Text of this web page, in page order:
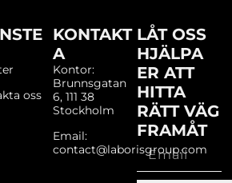
oss
KONTAKT
A
Kontor:
Brunnsgatan
6, 111 38
Stockholm
Email:
contact@laborisgroup.com
LÅT OSS
HJÄLPA
ER ATT
HITTA
RÄTT VÄG
FRAMÅT